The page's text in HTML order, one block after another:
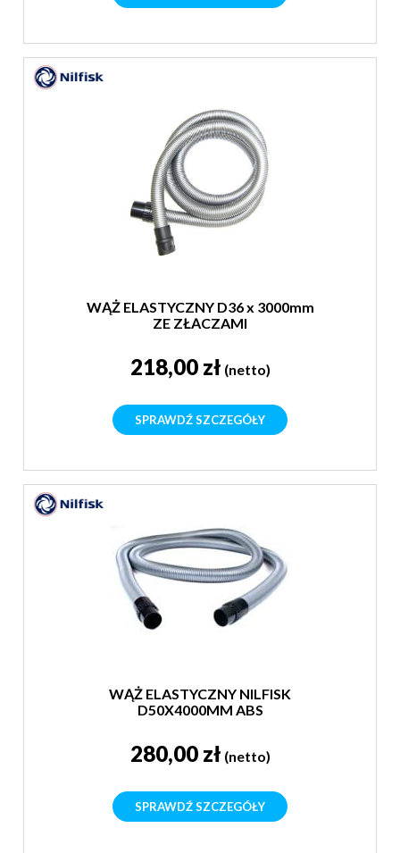
WĄŻ ELASTYCZNY D36 x 3000mm
ZE ZŁĄCZAMI
218,00 zł (netto)
SPRAWDŹ SZCZEGÓŁY
WĄŻ ELASTYCZNY NILFISK
D50X4000MM ABS
280,00 zł (netto)
SPRAWDŹ SZCZEGÓŁY